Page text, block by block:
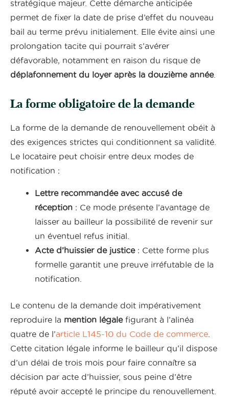
stratégique majeur. Cette démarche anticipée
permet de fixer la date de prise d’effet du nouveau
bail au terme prévu initialement. Elle évite ainsi une
prolongation tacite qui pourrait s’avérer
défavorable, notamment en raison du risque de
déplafonnement du loyer après la douzième année.
La forme obligatoire de la demande
La forme de la demande de renouvellement obéit à
des exigences strictes qui conditionnent sa validité.
Le locataire peut choisir entre deux modes de
notification :
Lettre recommandée avec accusé de
réception : Ce mode présente l’avantage de
laisser au bailleur la possibilité de revenir sur
un éventuel refus initial.
Acte d’huissier de justice: Cette forme plus
formelle garantit une preuve irréfutable de la
notification.
Le contenu de la demande doit impérativement
reproduire la mention légalefigurant à l’alinéa
quatre de l’article L145-10 du Code de commerce
Cette citation légale informe le bailleur qu’il dispose
d’un délai de trois mois pour faire connaître sa
décision par acte d’huissier, sous peine d’être
réputé avoir accepté le principe du renouvellement.